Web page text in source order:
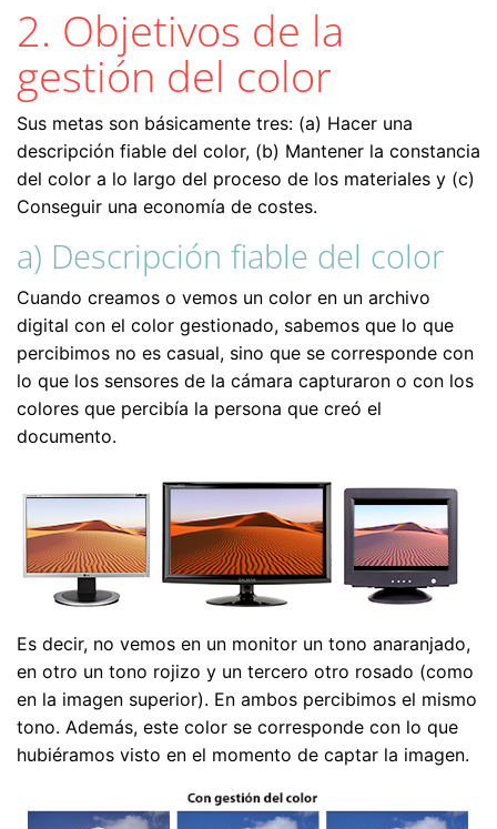
2. Objetivos de la
gestión del color
Sus metas son básicamente tres: (a) Hacer una
descripción fiable del color, (b) Mantener la constancia
del color a lo largo del proceso de los materiales y (c)
Conseguir una economía de costes.
a) Descripción fiable del color
Cuando creamos o vemos un color en un archivo
digital con el color gestionado, sabemos que lo que
percibimos no es casual, sino que se corresponde con
lo que los sensores de la cámara capturaron o con los
colores que percibía la persona que creó el
documento.
Es decir, no vemos en un monitor un tono anaranjado,
en otro un tono rojizo y un tercero otro rosado (como
en la imagen superior). En ambos percibimos el mismo
tono. Además, este color se corresponde con lo que
hubiéramos visto en el momento de captar la imagen.